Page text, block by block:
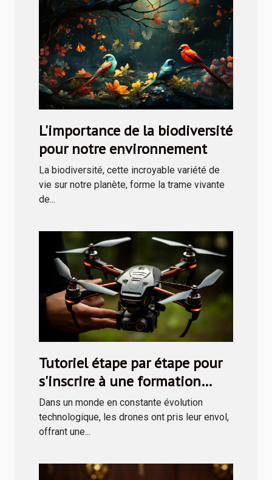
L'importance de la biodiversité
pour notre environnement
La biodiversité, cette incroyable variété de
vie sur notre planète, forme la trame vivante
de...
Tutoriel étape par étape pour
s'inscrire à une formation
drone via le CPF
Dans un monde en constante évolution
technologique, les drones ont pris leur envol,
offrant une...